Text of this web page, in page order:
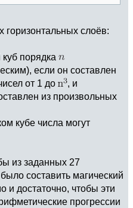
горизонтальных слоёв:
порядка
если он составлен
от 1 до
, и
из произвольных
кубе числа могут
из заданных 27
составить магический
и достаточно, чтобы эти
прогрессии